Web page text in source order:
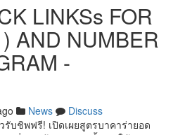
LINKSs FOR
AND NUMBER
-
News
Discuss
บ​ชิ​พ​ฟรี! เปิดเผยสูตรบาคาร่ายอด